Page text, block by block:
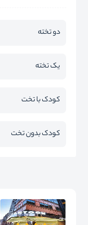
دو تخته
یک تخته
کودک با تخت
کودک بدون تخت